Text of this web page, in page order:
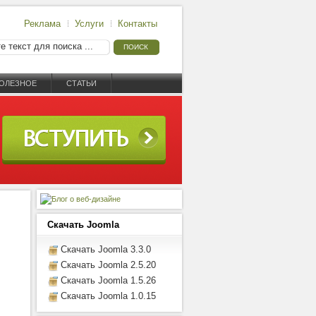
Реклама Услуги Контакты
СТАТЬИ
Скачать Joomla
Скачать Joomla 3.3.0
Скачать Joomla 2.5.20
Скачать Joomla 1.5.26
Скачать Joomla 1.0.15